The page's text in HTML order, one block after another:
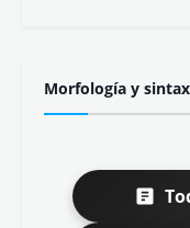
Morfología y